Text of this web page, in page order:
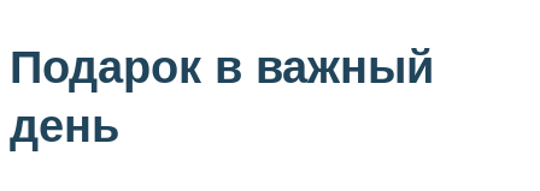
Подарок в важный
день